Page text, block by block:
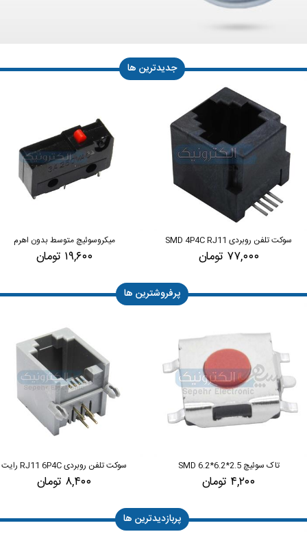
جدیدترین ها
سوکت تلفن روبردی SMD 4P4C RJ11
۷۷,۰۰۰ تومان
میکروسوئیچ متوسط بدون اهرم
۱۹,۶۰۰ تومان
پرفروشترین ها
تاک سوئیچ 2.5*6.2*6.2 SMD
۴,۲۰۰ تومان
سوکت تلفن روبردی RJ11 6P4C رایت
۸,۴۰۰ تومان
پربازدیدترین ها